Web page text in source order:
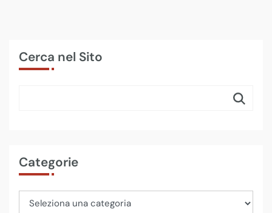
Cerca nel Sito
Categorie